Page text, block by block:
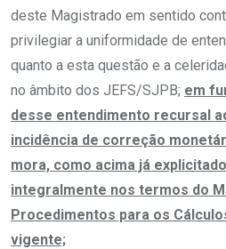
deste Magistrado em sentido
privilegiar a uniformidade de
quanto a esta questão e a
no âmbito dos JEFS/SJPB; em
desse entendimento recursal
incidência de correção
mora, como acima já
integralmente nos termos do
Procedimentos para os
vigente;